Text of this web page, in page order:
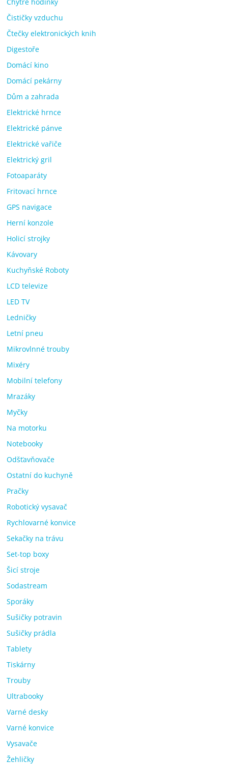
Čističky vzduchu
Čtečky elektronických knih
Digestoře
Domácí kino
Domácí pekárny
Dům a zahrada
Elektrické hrnce
Elektrické pánve
Elektrické vařiče
Elektrický gril
Fotoaparáty
Fritovací hrnce
GPS navigace
Herní konzole
Holicí strojky
Kávovary
Kuchyňské Roboty
LCD televize
LED TV
Ledničky
Letní pneu
Mikrovlnné trouby
Mixéry
Mobilní telefony
Mrazáky
Myčky
Na motorku
Notebooky
Odšťavňovače
Ostatní do kuchyně
Pračky
Robotický vysavač
Rychlovarné konvice
Sekačky na trávu
Set-top boxy
Šicí stroje
Sodastream
Sporáky
Sušičky potravin
Sušičky prádla
Tablety
Tiskárny
Trouby
Ultrabooky
Varné desky
Varné konvice
Vysavače
Žehličky